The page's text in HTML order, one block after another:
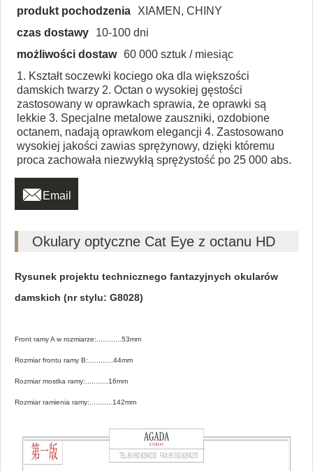
produkt pochodzenia
XIAMEN, CHINY
czas dostawy
10-100 dni
możliwości dostaw 60 000 sztuk / miesiąc
1. Kształt soczewki kociego oka dla większości
damskich twarzy 2. Octan o wysokiej gęstości
zastosowany w oprawkach sprawia, że ​​oprawki są
lekkie 3. Specjalne metalowe zauszniki, ozdobione
octanem, nadają oprawkom elegancji 4. Zastosowano
wysokiej jakości zawias sprężynowy, dzięki któremu
proca zachowała niezwykłą sprężystość po 25 000 abs.
 Email
Okulary optyczne Cat Eye z octanu HD
Rysunek projektu technicznego fantazyjnych okularów
damskich (nr stylu: G8028)
Front ramy A w rozmiarze:............53mm
Rozmiar frontu ramy B:............44mm
Rozmiar mostka ramy:...........16mm
Rozmiar ramienia ramy:...........142mm